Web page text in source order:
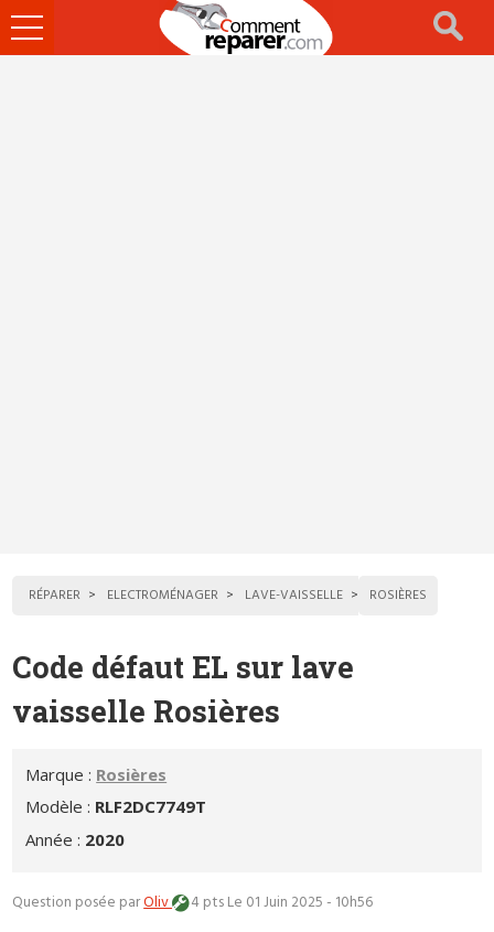
Ouvrir
le
RÉPARER ELECTROMÉNAGER LAVE-VAISSELLE ROSIÈRES
Code défaut EL sur lave
vaisselle Rosières
Marque : Rosières
Modèle : RLF2DC7749T
Année : 2020
Question posée parOliv 4 ptsLe 01 Juin 2025 - 10h56